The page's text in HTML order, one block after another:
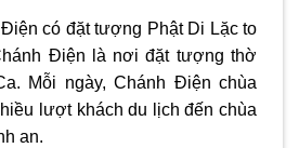
có đặt tượng Phật Di Lặc to
Điện là nơi đặt tượng thờ
Mỗi ngày, Chánh Điện chùa
lượt khách du lịch đến chùa
an.